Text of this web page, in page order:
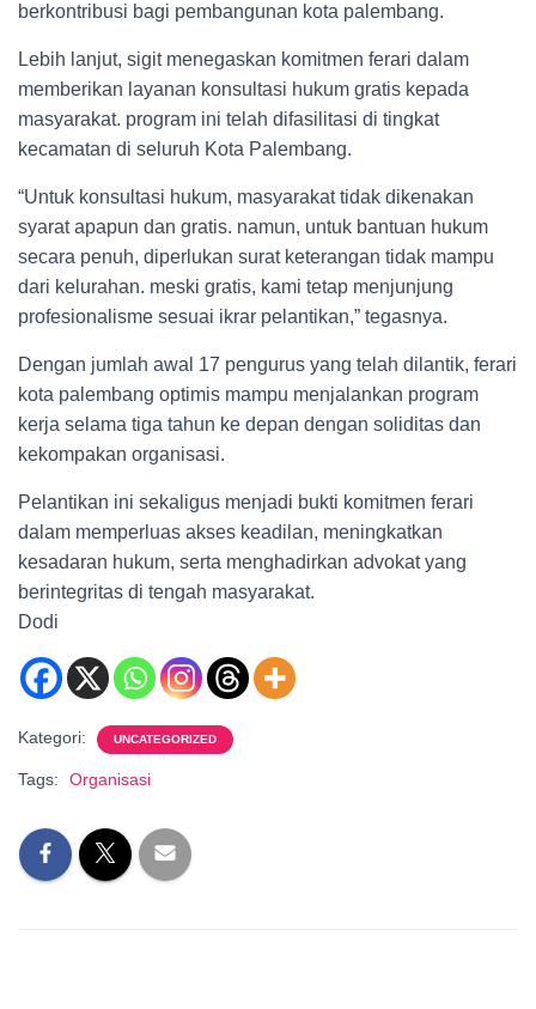
berkontribusi bagi pembangunan kota palembang.
Lebih lanjut, sigit menegaskan komitmen ferari dalam
memberikan layanan konsultasi hukum gratis kepada
masyarakat. program ini telah difasilitasi di tingkat
kecamatan di seluruh Kota Palembang.
“Untuk konsultasi hukum, masyarakat tidak dikenakan
syarat apapun dan gratis. namun, untuk bantuan hukum
secara penuh, diperlukan surat keterangan tidak mampu
dari kelurahan. meski gratis, kami tetap menjunjung
profesionalisme sesuai ikrar pelantikan,” tegasnya.
Dengan jumlah awal 17 pengurus yang telah dilantik, ferari
kota palembang optimis mampu menjalankan program
kerja selama tiga tahun ke depan dengan soliditas dan
kekompakan organisasi.
Pelantikan ini sekaligus menjadi bukti komitmen ferari
dalam memperluas akses keadilan, meningkatkan
kesadaran hukum, serta menghadirkan advokat yang
berintegritas di tengah masyarakat.
Dodi
Kategori: UNCATEGORIZED
Tags: Organisasi